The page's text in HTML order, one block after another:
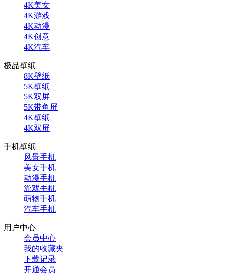
4K美女
4K游戏
4K动漫
4K创意
4K汽车
极品壁纸
8K壁纸
5K壁纸
5K双屏
5K带鱼屏
4K壁纸
4K双屏
手机壁纸
风景手机
美女手机
动漫手机
游戏手机
萌物手机
汽车手机
用户中心
会员中心
我的收藏夹
下载记录
开通会员